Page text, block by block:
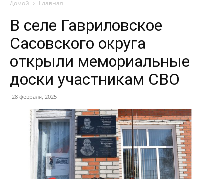
новостей
Домой Главная
В селе Гавриловское
Сасовского округа
открыли мемориальные
доски участникам СВО
28 февраля, 2025